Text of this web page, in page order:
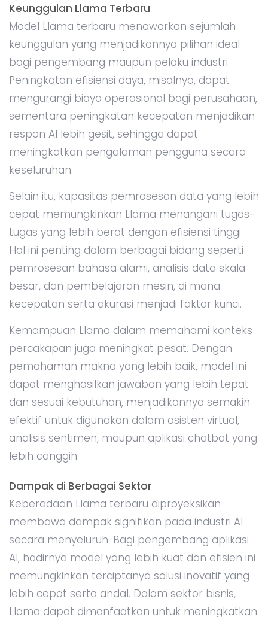
Keunggulan Llama Terbaru
Model Llama terbaru menawarkan sejumlah
keunggulan yang menjadikannya pilihan ideal
bagi pengembang maupun pelaku industri.
Peningkatan efisiensi daya, misalnya, dapat
mengurangi biaya operasional bagi perusahaan,
sementara peningkatan kecepatan menjadikan
respon AI lebih gesit, sehingga dapat
meningkatkan pengalaman pengguna secara
keseluruhan.
Selain itu, kapasitas pemrosesan data yang lebih
cepat memungkinkan Llama menangani tugas-
tugas yang lebih berat dengan efisiensi tinggi.
Hal ini penting dalam berbagai bidang seperti
pemrosesan bahasa alami, analisis data skala
besar, dan pembelajaran mesin, di mana
kecepatan serta akurasi menjadi faktor kunci.
Kemampuan Llama dalam memahami konteks
percakapan juga meningkat pesat. Dengan
pemahaman makna yang lebih baik, model ini
dapat menghasilkan jawaban yang lebih tepat
dan sesuai kebutuhan, menjadikannya semakin
efektif untuk digunakan dalam asisten virtual,
analisis sentimen, maupun aplikasi chatbot yang
lebih canggih.
Dampak di Berbagai Sektor
Keberadaan Llama terbaru diproyeksikan
membawa dampak signifikan pada industri AI
secara menyeluruh. Bagi pengembang aplikasi
AI, hadirnya model yang lebih kuat dan efisien ini
memungkinkan terciptanya solusi inovatif yang
lebih cepat serta andal. Dalam sektor bisnis,
Llama dapat dimanfaatkan untuk meningkatkan